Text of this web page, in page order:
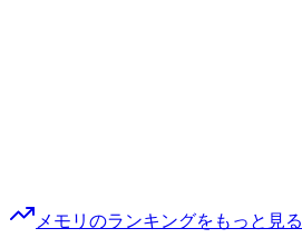
メモリ のランキングをもっと見る